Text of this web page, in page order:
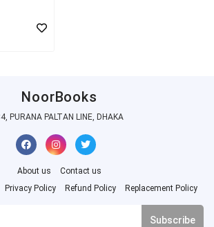
NoorBooks
PURANA PALTAN LINE, DHAKA
About us
Contact us
Privacy Policy Refund Policy Replacement Policy
Subscribe